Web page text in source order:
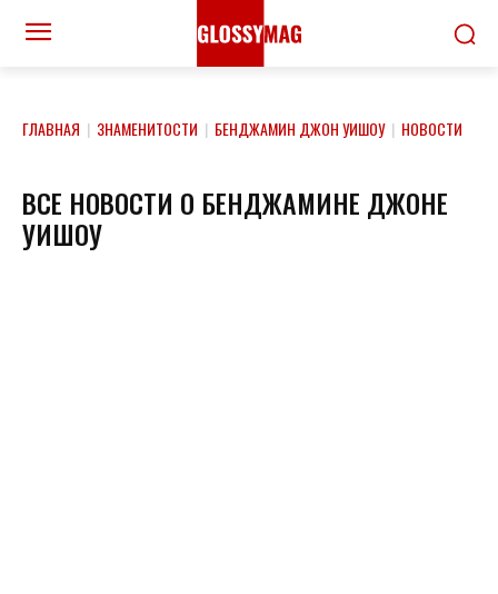
ГЛАВНАЯ | ЗНАМЕНИТОСТИ | БЕНДЖАМИН ДЖОН УИШОУ | НОВОСТИ
ВСЕ НОВОСТИ О БЕНДЖАМИНЕ ДЖОНЕ
УИШОУ